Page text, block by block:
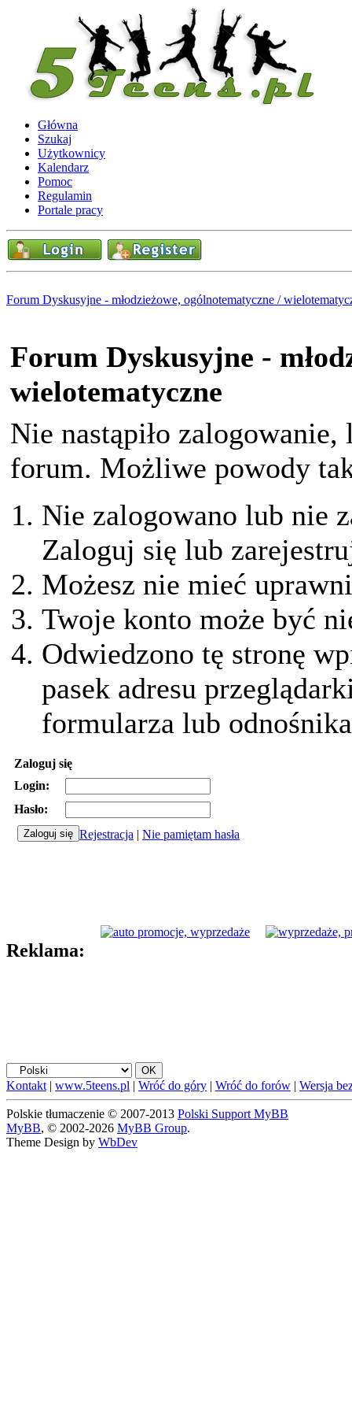
Główna
Szukaj
Użytkownicy
Kalendarz
Pomoc
Regulamin
Portale pracy
Forum Dyskusyjne - młodzieżowe, ogólnotematyczne /
Forum Dyskusyjne -
wielotematyczne
Nie nastąpiło
forum. Możliwe powody
Nie zalogowano lub nie
Zaloguj się lub
Możesz nie mieć
Twoje konto może być
Odwiedzono tę stronę
pasek adresu
formularza lub
Zaloguj się
Login:
Hasło:
Rejestracja | Nie pamiętam hasła
Reklama:
Kontakt | www.5teens.pl | Wróć do góry | Wróć do forów | Wersja
Polskie tłumaczenie © 2007-2013 Polski Support MyBB
MyBB, © 2002-2026 MyBB Group.
Theme Design by WbDev